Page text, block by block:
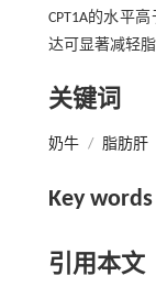
CPT1A的水平高
达可显著减轻
关键词
奶牛 / 脂肪肝
Key words
引用本文